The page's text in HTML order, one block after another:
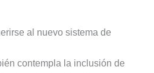
al nuevo sistema de
contempla la inclusión de